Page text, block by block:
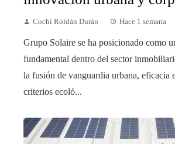
Cochi Roldán Durán Hace 1 semana
Grupo Solaire se ha posicionado como
fundamental dentro del sector
la fusión de vanguardia urbana, eficacia
criterios ecoló...